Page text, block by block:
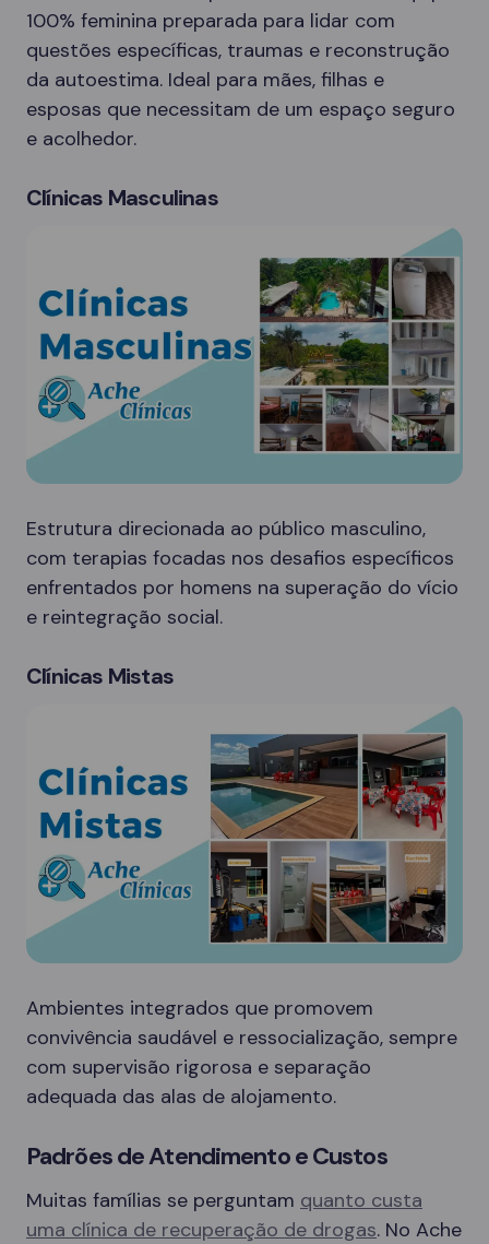
100% feminina preparada para lidar com
questões específicas, traumas e reconstrução
da autoestima. Ideal para mães, filhas e
esposas que necessitam de um espaço seguro
e acolhedor.
Clínicas Masculinas
Estrutura direcionada ao público masculino,
com terapias focadas nos desafios específicos
enfrentados por homens na superação do vício
e reintegração social.
Clínicas Mistas
Ambientes integrados que promovem
convivência saudável e ressocialização, sempre
com supervisão rigorosa e separação
adequada das alas de alojamento.
Padrões de Atendimento e Custos
Muitas famílias se perguntam quanto custa
uma clínica de recuperação de drogas. No Ache